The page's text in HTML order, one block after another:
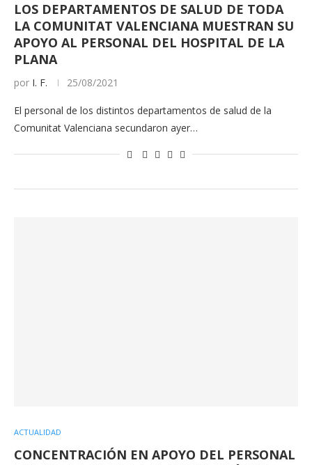
LOS DEPARTAMENTOS DE SALUD DE TODA
LA COMUNITAT VALENCIANA MUESTRAN SU
APOYO AL PERSONAL DEL HOSPITAL DE LA
PLANA
por I. F. 25/08/2021
El personal de los distintos departamentos de salud de la
Comunitat Valenciana secundaron ayer…
ACTUALIDAD
CONCENTRACIÓN EN APOYO DEL PERSONAL